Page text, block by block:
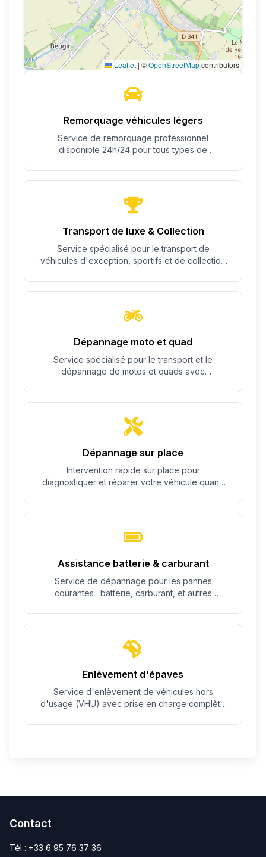
Leaflet | ©OpenStreetMapcontributors
Remorquage véhicules légers
Service de remorquage professionnel
disponible 24h/24 pour tous types de
Transport de luxe & Collection
Service spécialisé pour le transport de
véhicules d'exception, sportifs et de collection
Dépannage moto et quad
Service spécialisé pour le transport et le
dépannage de motos et quads avec
Dépannage sur place
Intervention rapide sur place pour
diagnostiquer et réparer votre véhicule quand
Assistance batterie & carburant
Service de dépannage pour les pannes
courantes : batterie, carburant, et autres
Enlèvement d'épaves
Service d'enlèvement de véhicules hors
d'usage (VHU) avec prise en charge complète
Contact
Tél : +33 6 95 76 37 36